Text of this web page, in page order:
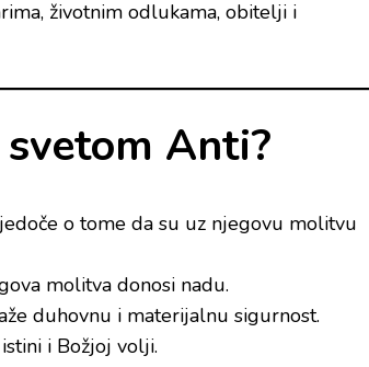
životnim odlukama, obitelji i
Anti?
o tome da su uz njegovu molitvu
molitva donosi nadu.
duhovnu i materijalnu sigurnost.
i Božjoj volji.